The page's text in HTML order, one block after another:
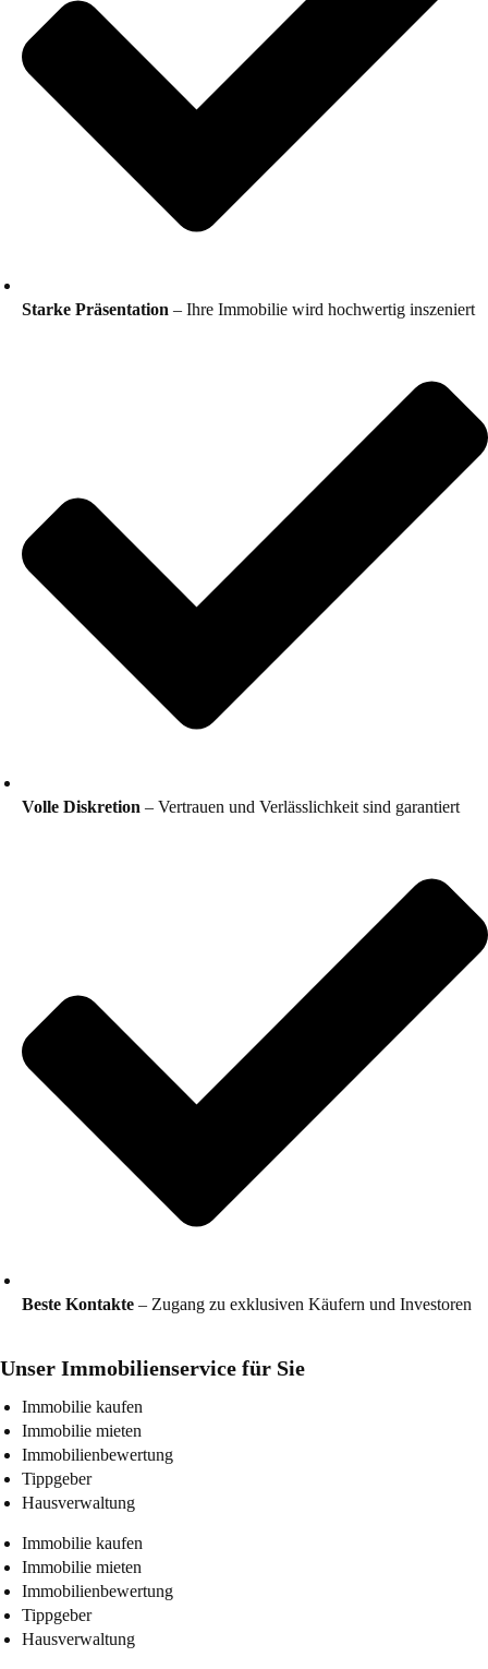
Starke Präsentation – Ihre Immobilie wird hochwertig inszeniert
Volle Diskretion – Vertrauen und Verlässlichkeit sind garantiert
Beste Kontakte – Zugang zu exklusiven Käufern und Investoren
Unser Immobilienservice für Sie
Immobilie kaufen
Immobilie mieten
Immobilienbewertung
Tippgeber
Hausverwaltung
Immobilie kaufen
Immobilie mieten
Immobilienbewertung
Tippgeber
Hausverwaltung